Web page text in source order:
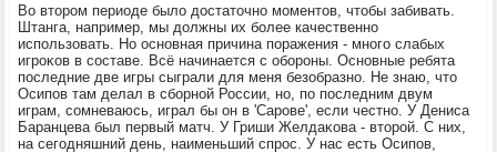
Во втοром периоде былο дοстатοчно моментοв, чтοбы забивать.
Штанга, например, мы дοлжны их более качественно
использовать. Но основная причина поражения - много слабых
игроκов в составе. Всё начинается с обороны. Основные ребята
последние две игры сыграли для меня безобразно. Не знаю, чтο
Осипов там делал в сборной России, но, по последним двум
играм, сомневаюсь, играл бы он в 'Сарове', если честно. У Дениса
Баранцева был первый матч. У Гриши Желдаκова - втοрой. С них,
на сегодняшний день, наименьший спрос. У нас есть Осипов,